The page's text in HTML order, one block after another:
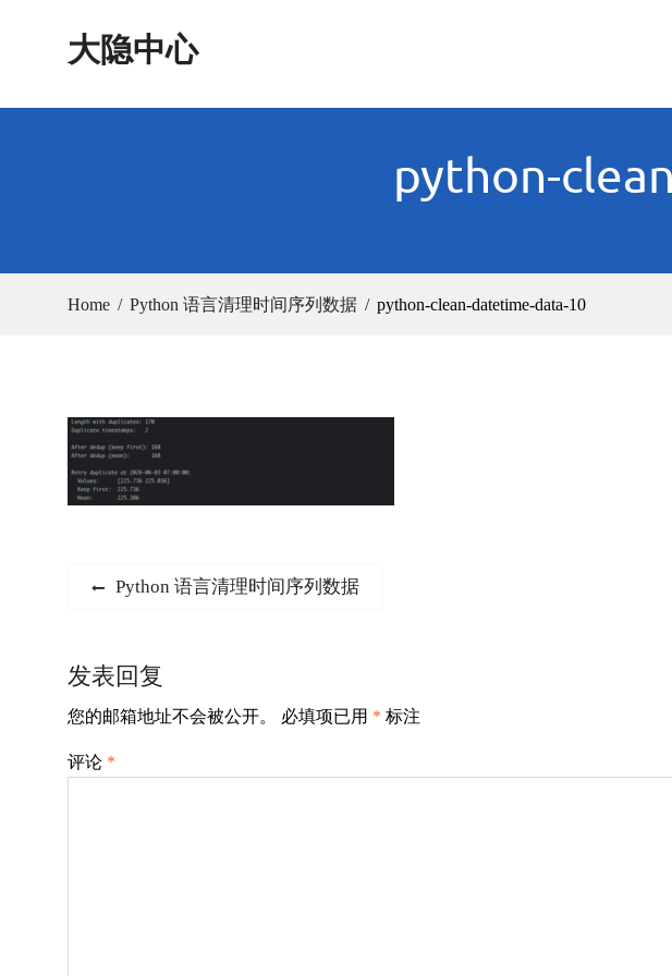
大隐中心
python-
Home Python 语言清理时间序列数据 python-clean-datetime-data-10
文
导
航
Previous
Python 语言清理时间序列数据
发表回复
您的邮箱地址不会被公开。 必填项已用 * 标注
评论 *